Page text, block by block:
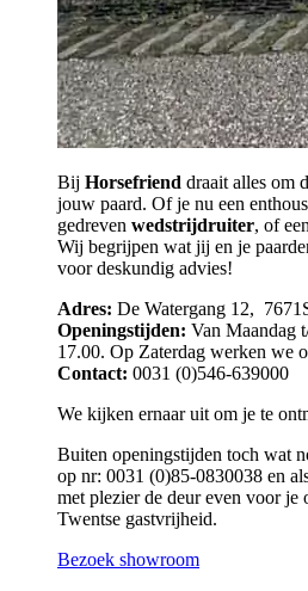
Bij Horsefriend draait alles om
jouw paard. Of je nu een
gedreven wedstrijdruiter, of
Wij begrijpen wat jij en je
voor deskundig advies!
Adres: De Watergang 12,
Openingstijden: Van Maandag
17.00. Op Zaterdag werken we
Contact: 0031 (0)546-639000
We kijken ernaar uit om je te
Buiten openingstijden toch wat
op nr: 0031 (0)85-0830038 en
met plezier de deur even voor je
Twentse gastvrijheid.
Bezoek showroom